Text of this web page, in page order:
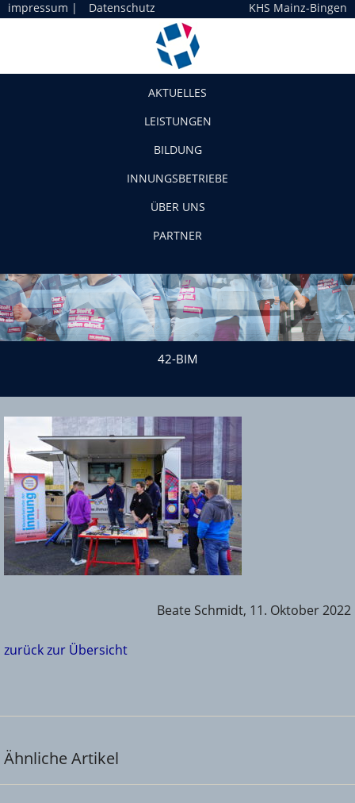
impressum | Datenschutz KHS Mainz-Bingen
AKTUELLES
LEISTUNGEN
BILDUNG
INNUNGSBETRIEBE
ÜBER UNS
PARTNER
42-BIM
Beate Schmidt, 11. Oktober 2022
zurück zur Übersicht
Ähnliche Artikel